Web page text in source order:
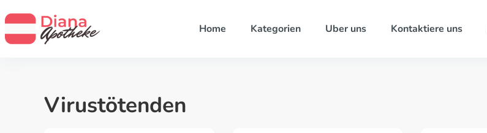
Home Kategorien Uber uns Kontaktiere uns
Virustötenden